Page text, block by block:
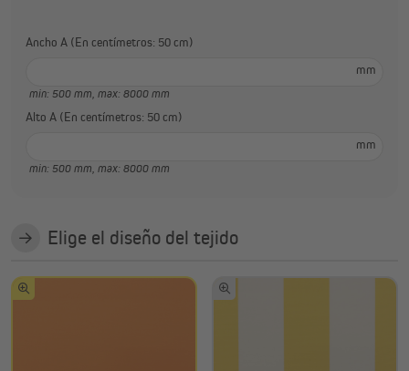
Ancho A (En centímetros: 50 cm)
mm
min: 500 mm, max: 8000 mm
Alto A (En centímetros: 50 cm)
mm
min: 500 mm, max: 8000 mm
Elige el diseño del tejido